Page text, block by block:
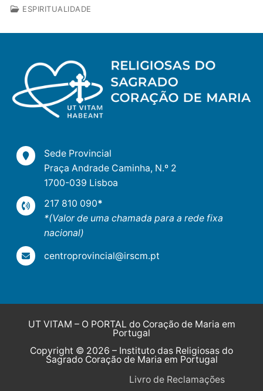
ESPIRITUALIDADE
Sede Provincial
Praça Andrade Caminha, N.º 2
1700-039 Lisboa
217 810 090*
*(Valor de uma chamada para a rede fixa
nacional)
centroprovincial@irscm.pt
UT VITAM – O PORTAL do Coração de Maria em
Portugal
Copyright © 2026 – Instituto das Religiosas do
Sagrado Coração de Maria em Portugal
Livro de Reclamações